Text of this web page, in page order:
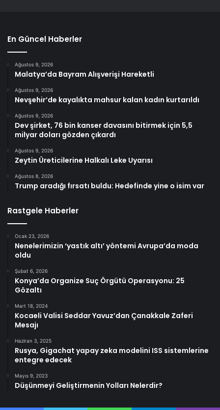
En Güncel Haberler
Ağustos 9, 2026
Malatya’da Bayram Alışverişi Hareketli
Ağustos 9, 2026
Nevşehir’de kayalıkta mahsur kalan kadın kurtarıldı
Ağustos 9, 2026
Dev şirket, 76 bin kanser davasını bitirmek için 5,5
milyar doları gözden çıkardı
Ağustos 9, 2026
Zeytin Üreticilerine Halkalı Leke Uyarısı
Ağustos 8, 2026
Trump aradığı fırsatı buldu: Hedefinde yine o isim var
Rastgele Haberler
Ocak 23, 2026
Nenelerimizin ‘yastık altı’ yöntemi Avrupa’da moda
oldu
Şubat 6, 2026
Konya’da Organize Suç Örgütü Operasyonu: 25
Gözaltı
Mart 18, 2024
Kocaeli Valisi Seddar Yavuz’dan Çanakkale Zaferi
Mesajı
Haziran 3, 2025
Rusya, Gigachat yapay zeka modelini ISS sistemlerine
entegre edecek
Mayıs 9, 2023
Düşünmeyi Geliştirmenin Yolları Nelerdir?